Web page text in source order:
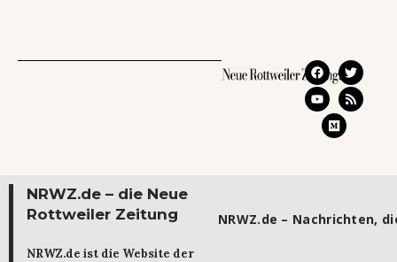
NRWZ.de – die Neue
Rottweiler Zeitung
NRWZ.de ist die Website der
NRWZ.de – Nachrichten,